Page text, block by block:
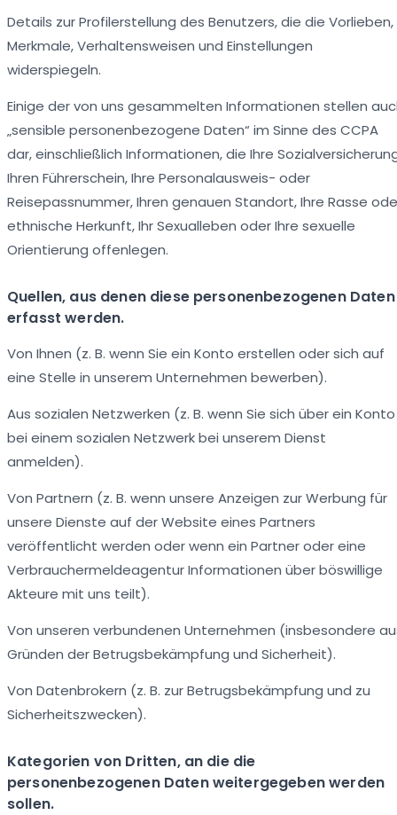
Details zur Profilerstellung des Benutzers, die die Vorlieben,
Merkmale, Verhaltensweisen und Einstellungen
widerspiegeln.
Einige der von uns gesammelten Informationen stellen
„sensible personenbezogene Daten“ im Sinne des CCPA
dar, einschließlich Informationen, die Ihre
Ihren Führerschein, Ihre Personalausweis- oder
Reisepassnummer, Ihren genauen Standort, Ihre Rasse
ethnische Herkunft, Ihr Sexualleben oder Ihre sexuelle
Orientierung offenlegen.
Quellen, aus denen diese personenbezogenen Daten
erfasst werden.
Von Ihnen (z. B. wenn Sie ein Konto erstellen oder sich auf
eine Stelle in unserem Unternehmen bewerben).
Aus sozialen Netzwerken (z. B. wenn Sie sich über ein Konto
bei einem sozialen Netzwerk bei unserem Dienst
anmelden).
Von Partnern (z. B. wenn unsere Anzeigen zur Werbung für
unsere Dienste auf der Website eines Partners
veröffentlicht werden oder wenn ein Partner oder eine
Verbrauchermeldeagentur Informationen über böswillige
Akteure mit uns teilt).
Von unseren verbundenen Unternehmen (insbesondere
Gründen der Betrugsbekämpfung und Sicherheit).
Von Datenbrokern (z. B. zur Betrugsbekämpfung und zu
Sicherheitszwecken).
Kategorien von Dritten, an die die
personenbezogenen Daten weitergegeben werden
sollen.